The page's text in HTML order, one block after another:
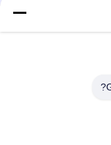
عن النسيج
ASTM D5362 معدات اختبار النسيج / كيس فول القماش Snagging